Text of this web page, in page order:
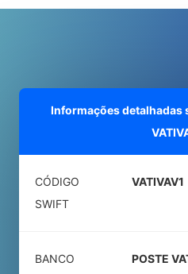
Informações detalhadas
CÓDIGO
SWIFT
VATIVAV1
BANCO POSTE